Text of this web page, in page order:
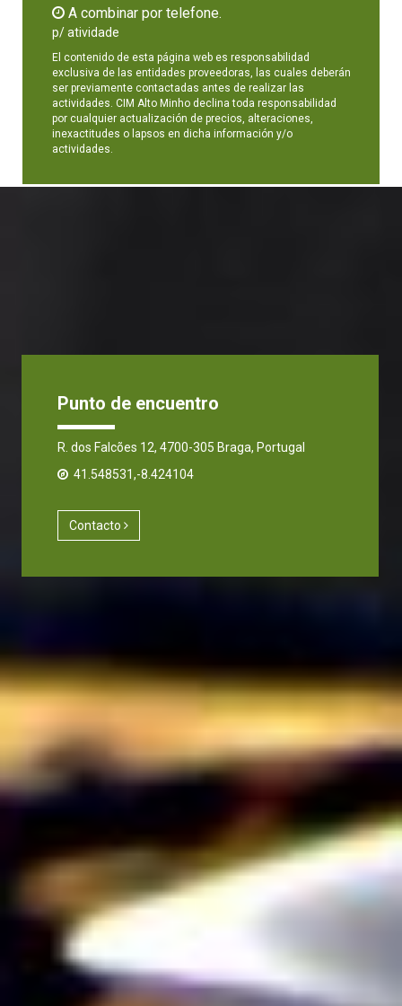
A combinar por telefone.
p/ atividade
El contenido de esta página web es responsabilidad
exclusiva de las entidades proveedoras, las cuales deberán
ser previamente contactadas antes de realizar las
actividades. CIM Alto Minho declina toda responsabilidad
por cualquier actualización de precios, alteraciones,
inexactitudes o lapsos en dicha información y/o
actividades.
Punto de encuentro
R. dos Falcões 12, 4700-305 Braga, Portugal
41.548531,-8.424104
Contacto